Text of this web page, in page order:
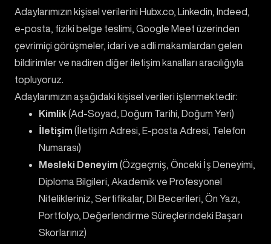
New Grad
Contact
Adaylarımızın kişisel verilerini Hubx.co, Linkedin, Indeed,
e-posta, fiziki belge teslimi, Google Meet üzerinden
çevrimiçi görüşmeler, idari ve adli makamlardan gelen
bildirimler ve nadiren diğer iletişim kanalları aracılığıyla
topluyoruz.
Adaylarımızın aşağıdaki kişisel verileri işlenmektedir:
Kimlik(Ad-Soyad, Doğum Tarihi, Doğum Yeri)
İletişim (İletişim Adresi, E-posta Adresi, Telefon
Numarası)
Mesleki Deneyim (Özgeçmiş, Önceki İş Deneyimi,
Diploma Bilgileri, Akademik ve Profesyonel
Nitelikleriniz, Sertifikalar, Dil Becerileri, Ön Yazı,
Portfolyo, Değerlendirme Süreçlerindeki Başarı
Skorlarınız)